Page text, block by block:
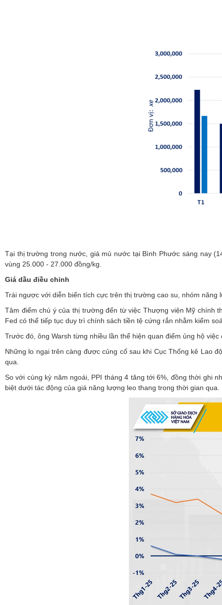
Tại thị trường trong nước, giá mủ nước tại Bình Phước sáng nay
vùng 25.000 - 27.000 đồng/kg.
Giá dầu điều chỉnh
Trái ngược với diễn biến tích cực trên thị trường cao su, nhóm
Tâm điểm chú ý của thị trường đến từ việc Thượng viện Mỹ chính
Fed có thể tiếp tục duy trì chính sách tiền tệ cứng rắn nhằm kiểm
Trước đó, ông Warsh từng nhiều lần thể hiện quan điểm ủng hộ
Những lo ngại trên càng được củng cố sau khi Cục Thống kê Lao
qua.
So với cùng kỳ năm ngoái, PPI tháng 4 tăng tới 6%, đồng thời ghi
biệt dưới tác động của giá năng lượng leo thang trong thời gian qua.